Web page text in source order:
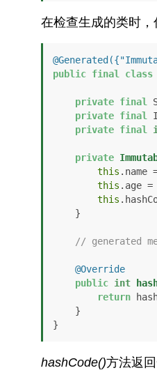
在检查生成的类时，
public final class
private final
private final
private final
private
this .name
this .age =
this
// generated
@Override
public int
return
hashCode()方法返